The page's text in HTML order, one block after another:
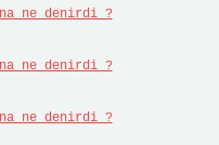
ne denirdi ?
ne denirdi ?
ne denirdi ?